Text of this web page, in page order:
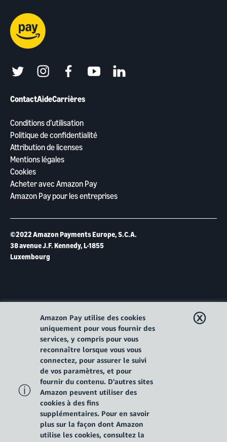
ContactAideCarrières
Conditions d’utilisation
Politique de confidentialité
Attribution de licenses
Mentions légales
Cookies
Acheter avec Amazon Pay
Amazon Pay pour les entreprises
twitter instagramfacebookyoutubelinkedin
©2022 Amazon Payments Europe, S.C.A.
38 avenue J.F. Kennedy, L-1855
Luxembourg
ⓘ
Amazon Pay utilise des cookies
uniquement pour vous fournir des
services, y compris pour vous
reconnaître lorsque vous vous
connectez, pour assurer le suivi
de vos paramètres, et pour
fournir du contenu. D'autres sites
Amazon peuvent utiliser des
cookies à des fins
supplémentaires. Pour en savoir
plus sur la façon dont Amazon
utilise les cookies, consultez la
ⓧ